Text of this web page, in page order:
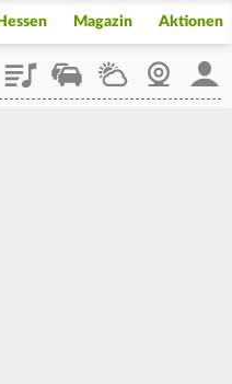
Magazin Aktionen
PlaylistStaupilotWetterWebcam